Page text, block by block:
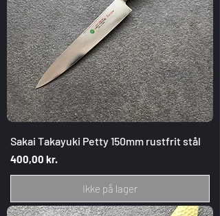
Sakai Takayuki Petty 150mm rustfrit stål
Pris
400,00 kr.
Ikke på lager